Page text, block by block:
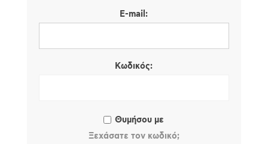
E-mail:
Κωδικός:
Θυμήσου με
Ξεχάσατε τον κωδικό;